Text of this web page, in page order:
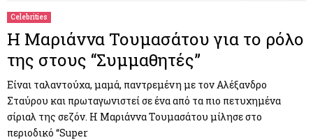
Celebrities
Η Μαριάννα Τουμασάτου για το ρόλο
της στους “Συμμαθητές”
Είναι ταλαντούχα, μαμά, παντρεμένη με τον Αλέξανδρο
Σταύρου και πρωταγωνιστεί σε ένα από τα πιο πετυχημένα
σίριαλ της σεζόν. Η Μαριάννα Τουμασάτου μίλησε στο
περιοδικό “Super